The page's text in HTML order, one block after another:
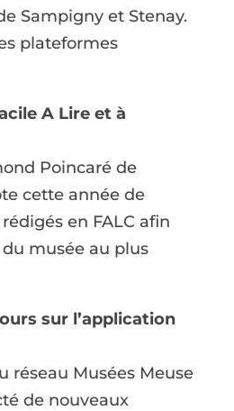
Sampigny et Stenay.
plateformes
A Lire et à
Poincaré de
cette année de
en FALC afin
musée au plus
sur l’application
réseau Musées Meuse
de nouveaux